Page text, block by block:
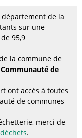
de la
sur une
95,9
la commune de
Communauté de
ont accès à toutes
de communes
merci de
.